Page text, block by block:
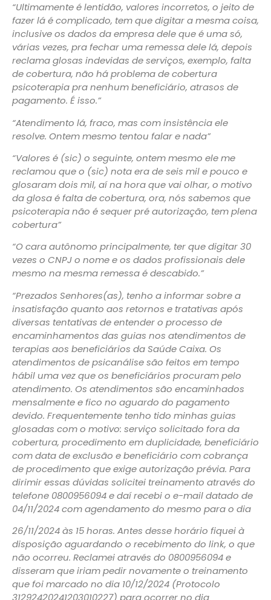
“Ultimamente é lentidão, valores incorretos, o jeito de
fazer lá é complicado, tem que digitar a mesma coisa,
inclusive os dados da empresa dele que é uma só,
várias vezes, pra fechar uma remessa dele lá, depois
reclama glosas indevidas de serviços, exemplo, falta
de cobertura, não há problema de cobertura
psicoterapia pra nenhum beneficiário, atrasos de
pagamento. É isso.”
“Atendimento lá, fraco, mas com insistência ele
resolve. Ontem mesmo tentou falar e nada”
“Valores é (sic) o seguinte, ontem mesmo ele me
reclamou que o (sic) nota era de seis mil e pouco e
glosaram dois mil, aí na hora que vai olhar, o motivo
da glosa é falta de cobertura, ora, nós sabemos que
psicoterapia não é sequer pré autorização, tem plena
cobertura”
“O cara autônomo principalmente, ter que digitar 30
vezes o CNPJ o nome e os dados profissionais dele
mesmo na mesma remessa é descabido.”
“Prezados Senhores(as), tenho a informar sobre a
insatisfação quanto aos retornos e tratativas após
diversas tentativas de entender o processo de
encaminhamentos das guias nos atendimentos de
terapias aos beneficiários da Saúde Caixa. Os
atendimentos de psicanálise são feitos em tempo
hábil uma vez que os beneficiários procuram pelo
atendimento. Os atendimentos são encaminhados
mensalmente e fico no aguardo do pagamento
devido. Frequentemente tenho tido minhas guias
glosadas com o motivo: serviço solicitado fora da
cobertura, procedimento em duplicidade, beneficiário
com data de exclusão e beneficiário com cobrança
de procedimento que exige autorização prévia. Para
dirimir essas dúvidas solicitei treinamento através do
telefone 0800956094 e daí recebi o e-mail datado de
04/11/2024 com agendamento do mesmo para o dia
26/11/2024 às 15 horas. Antes desse horário fiquei à
disposição aguardando o recebimento do link, o que
não ocorreu. Reclamei através do 0800956094 e
disseram que iriam pedir novamente o treinamento
que foi marcado no dia 10/12/2024 (Protocolo
31292420241203010227) para ocorrer no dia